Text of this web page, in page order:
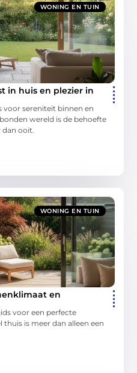
WONING EN TUIN
in huis en plezier in
voor sereniteit binnen en
wereld is de behoefte
dan ooit.
WONING EN TUIN
en
voor een perfecte
is meer dan alleen een